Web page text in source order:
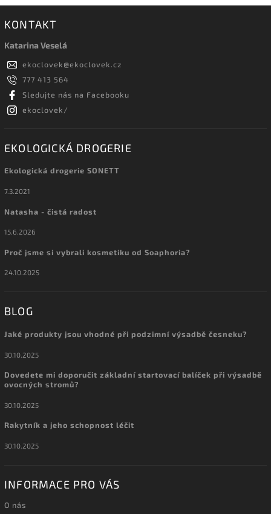
KONTAKT
Katarina Veselá
ekoclovek@ekoclovek.cz
777 413 564
Sledujte nás na Facebooku
ekoclovek/
EKOLOGICKÁ DROGERIE
Ekologická drogerie SONETT
7.3.2021
Natasha - čistá radost
15.6.2026
Proč jsme si vybrali kosmetiku od Soaphoria?
24.10.2025
BLOG
Jaké produkty jsou vhodné při podzimní výsadbě česneku?
30.10.2025
Dovedete mi doporučit základní startovací balíček při výsadbě
ovocných stromů?
30.10.2025
Rakytník a jeho schopnost léčit
30.10.2025
INFORMACE PRO VÁS
O nás